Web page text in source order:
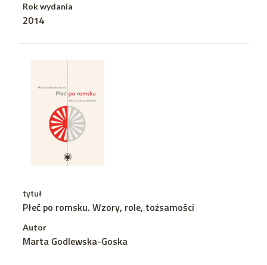
Rok wydania
2014
tytuł
Płeć po romsku. Wzory, role, tożsamości
Autor
Marta Godlewska-Goska